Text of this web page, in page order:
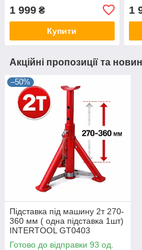
1 999 ₴
Купити
1
Акційні пропозиції та
–50%
Підставка під машину 2т 270-
360 мм ( одна підставка 1шт)
INTERTOOL GT0403
Готово до відправки 93 од.